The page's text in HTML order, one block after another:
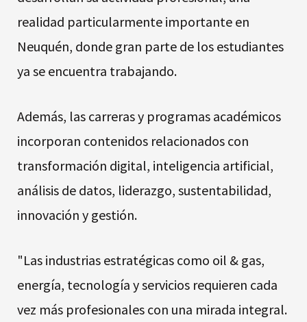
realidad particularmente importante en
Neuquén, donde gran parte de los estudiantes
ya se encuentra trabajando.
Además, las carreras y programas académicos
incorporan contenidos relacionados con
transformación digital, inteligencia artificial,
análisis de datos, liderazgo, sustentabilidad,
innovación y gestión.
"Las industrias estratégicas como oil & gas,
energía, tecnología y servicios requieren cada
vez más profesionales con una mirada integral.